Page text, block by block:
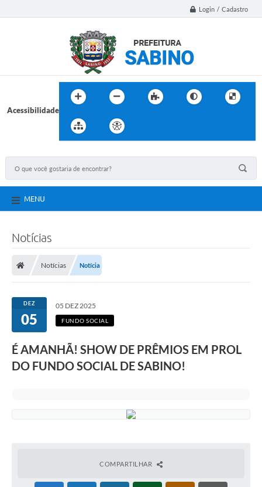
Login / Cadastro
Acessibilidade
MENU
Notícias
Notícias Notícia
DEZ
05
05 DEZ 2025
FUNDO SOCIAL
É AMANHÃ! SHOW DE PRÊMIOS EM PROL
DO FUNDO SOCIAL DE SABINO!
COMPARTILHAR